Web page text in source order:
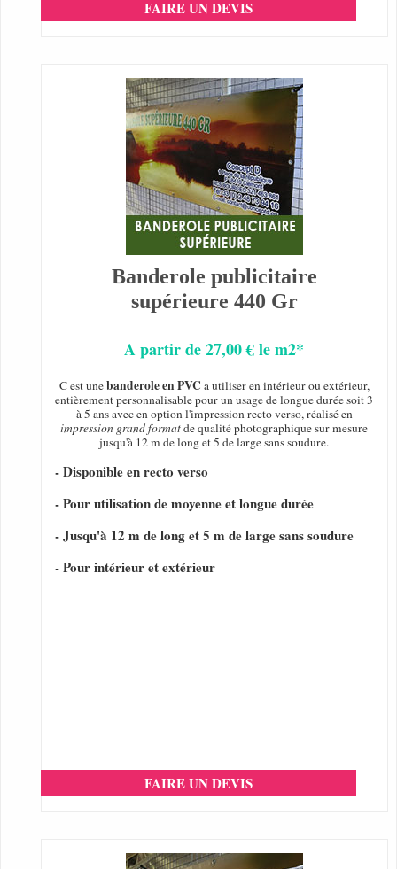
FAIRE UN DEVIS
Banderole publicitaire
supérieure 440 Gr
A partir de 27,00 € le m2*
C est unebanderole en PVC a utiliser en intérieur ou extérieur,
entièrement personnalisable pour un usage de longue durée soit 3
à 5 ans avec en option l'impression recto verso, réalisé en
impression grand formatde qualité photographique sur mesure
jusqu'à 12 m de long et 5 de large sans soudure.
- Disponible en recto verso
- Pour utilisation de moyenne et longue durée
- Jusqu'à 12 m de long et 5 m de large sans soudure
- Pour intérieur et extérieur
FAIRE UN DEVIS